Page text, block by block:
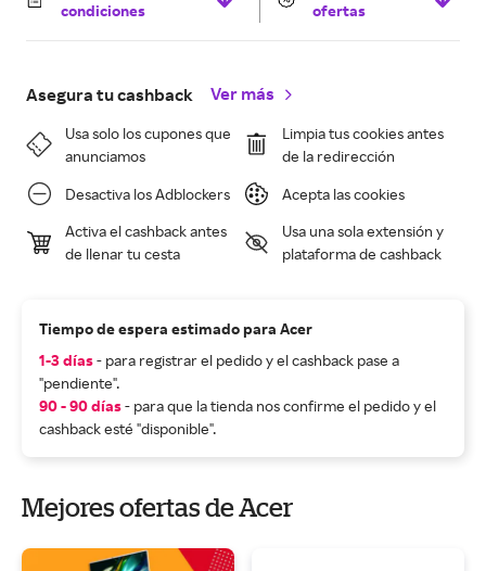
condiciones
ofertas
Asegura tu cashback Ver más
Usa solo los cupones que
anunciamos
Limpia tus cookies antes
de la redirección
Desactiva los Adblockers Acepta las cookies
Activa el cashback antes
de llenar tu cesta
Usa una sola extensión y
plataforma de cashback
Tiempo de espera estimado para Acer
1-3 días- para registrar el pedido y el cashback pase a
"pendiente".
90 - 90 días- para que la tienda nos confirme el pedido y el
cashback esté "disponible".
Mejores ofertas de Acer